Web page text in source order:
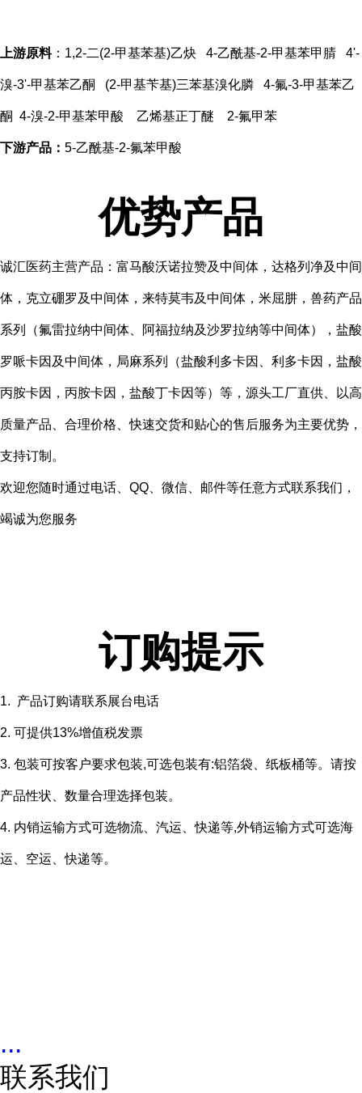
上游原料：1,2-二(2-甲基苯基)乙炔 4-乙酰基-2-甲基苯甲腈 4'-
溴-3'-甲基苯乙酮 (2-甲基苄基)三苯基溴化膦 4-氟-3-甲基苯乙
酮 4-溴-2-甲基苯甲酸 乙烯基正丁醚 2-氟甲苯
下游产品： 5-乙酰基-2-氟苯甲酸
优势产品
诚汇医药主营产品：富马酸沃诺拉赞及中间体，达格列净及中间
体，克立硼罗及中间体，来特莫韦及中间体，米屈肼，兽药产品
系列（氟雷拉纳中间体、阿福拉纳及沙罗拉纳等中间体），盐酸
罗哌卡因及中间体，局麻系列（盐酸利多卡因、利多卡因，盐酸
丙胺卡因，丙胺卡因，盐酸丁卡因等）等，源头工厂直供、以高
质量产品、合理价格、快速交货和贴心的售后服务为主要优势，
支持订制。
欢迎您随时通过电话、QQ、微信、邮件等任意方式联系我们，
竭诚为您服务
订购提示
1. 产品订购请联系展台电话
2. 可提供13%增值税发票
3. 包装可按客户要求包装,可选包装有:铝箔袋、纸板桶等。请按
产品性状、数量合理选择包装。
4. 内销运输方式可选物流、汽运、快递等,外销运输方式可选海
运、空运、快递等。
...
联系我们